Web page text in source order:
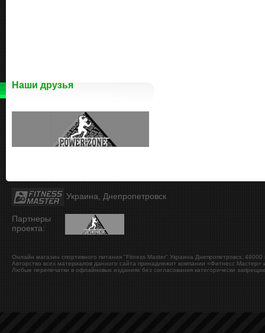
Наши друзья
Украина, Днепропетровск
Партнеры
проекта:
Онлайн магазин спортивного питания "Fitness Master" Украина Днепропетровск 49000
Авторство всех материалов данного сайта принадлежит компании «Фитнесс Мастер»
Любые перепечатки в офлайновых изданиях без согласования категорически